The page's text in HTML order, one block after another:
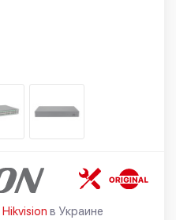
Hikvision в Украине